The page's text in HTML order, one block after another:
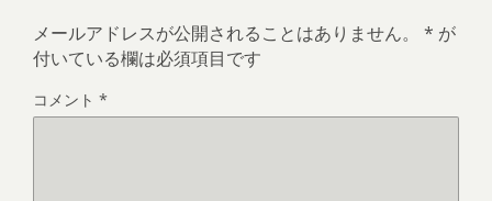
メールアドレスが公開されることはありません。 * が
付いている欄は必須項目です
コメント *